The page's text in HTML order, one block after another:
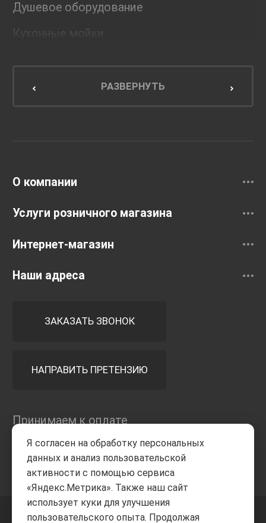
Душевое оборудование
Кухонные мойки
Мебель для кухниРАЗВЕРНУТЬ
О компании
Услуги розничного магазина
Интернет-магазин
Наши адреса
ЗАКАЗАТЬ ЗВОНОК
НАПРАВИТЬ ПРЕТЕНЗИЮ
Принимаем к оплате
Я согласен на обработку персональных
данных и анализ пользовательской
активности с помощью сервиса
«Яндекс.Метрика». Также наш сайт
использует куки для улучшения
пользовательского опыта. Продолжая